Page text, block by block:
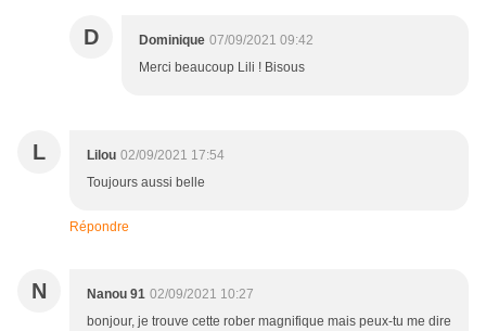
D Dominique 07/09/2021 09:42
Merci beaucoup Lili ! Bisous
L Lilou 02/09/2021 17:54
Toujours aussi belle
Répondre
N Nanou 91 02/09/2021 10:27
bonjour, je trouve cette rober magnifique mais peux-tu me dire